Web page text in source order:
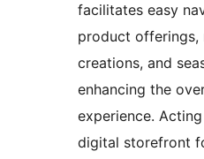
facilitates easy
product offerings,
creations, and
enhancing the
experience.
digital storefront